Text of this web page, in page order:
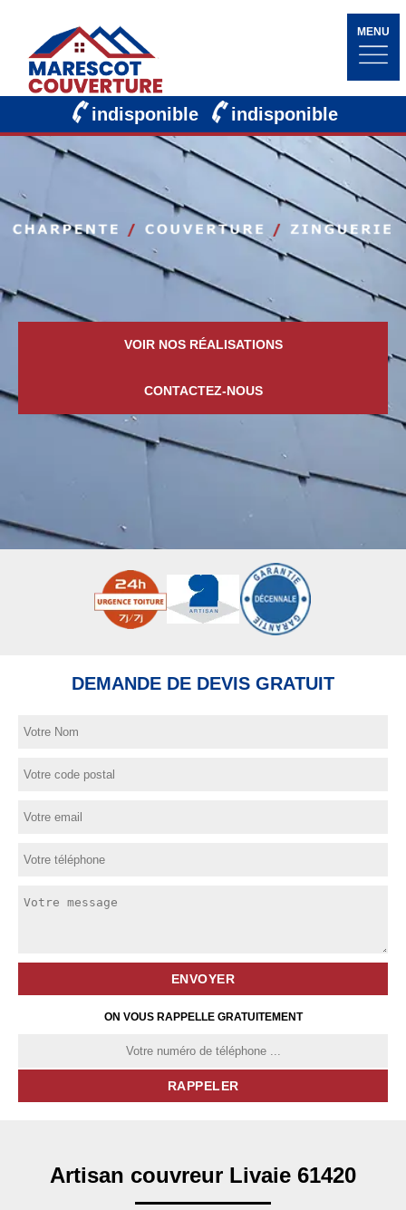
MENU
indisponible indisponible
VOIR NOS RÉALISATIONS
CONTACTEZ-NOUS
DEMANDE DE DEVIS GRATUIT
ON VOUS RAPPELLE GRATUITEMENT
Artisan couvreur Livaie 61420